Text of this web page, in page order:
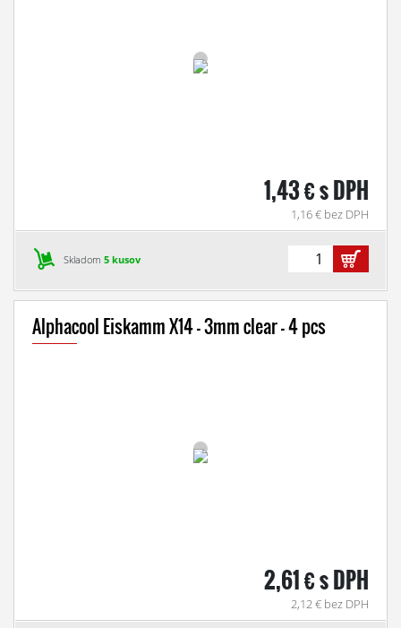
1,43 € s DPH
1,16 € bez DPH
Skladom 5 kusov
Alphacool Eiskamm X14 - 3mm clear - 4 pcs
2,61 € s DPH
2,12 € bez DPH